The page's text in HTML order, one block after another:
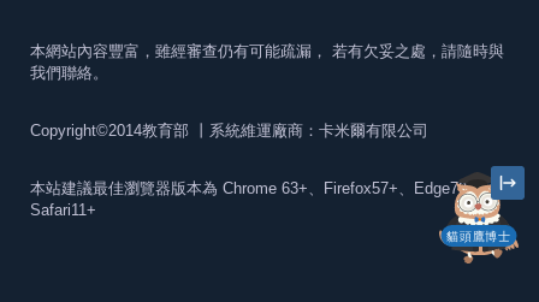
貓頭鷹博士
本網站內容豐富，雖經審查仍有可能疏漏， 若有欠妥之處，請隨時與
我們聯絡。
Copyright©2014教育部 丨系統維運廠商：卡米爾有限公司
本站建議最佳瀏覽器版本為 Chrome 63+、Firefox57+、Edge79+及
Safari11+